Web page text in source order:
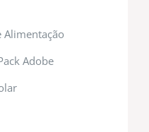
Alimentação
Adobe